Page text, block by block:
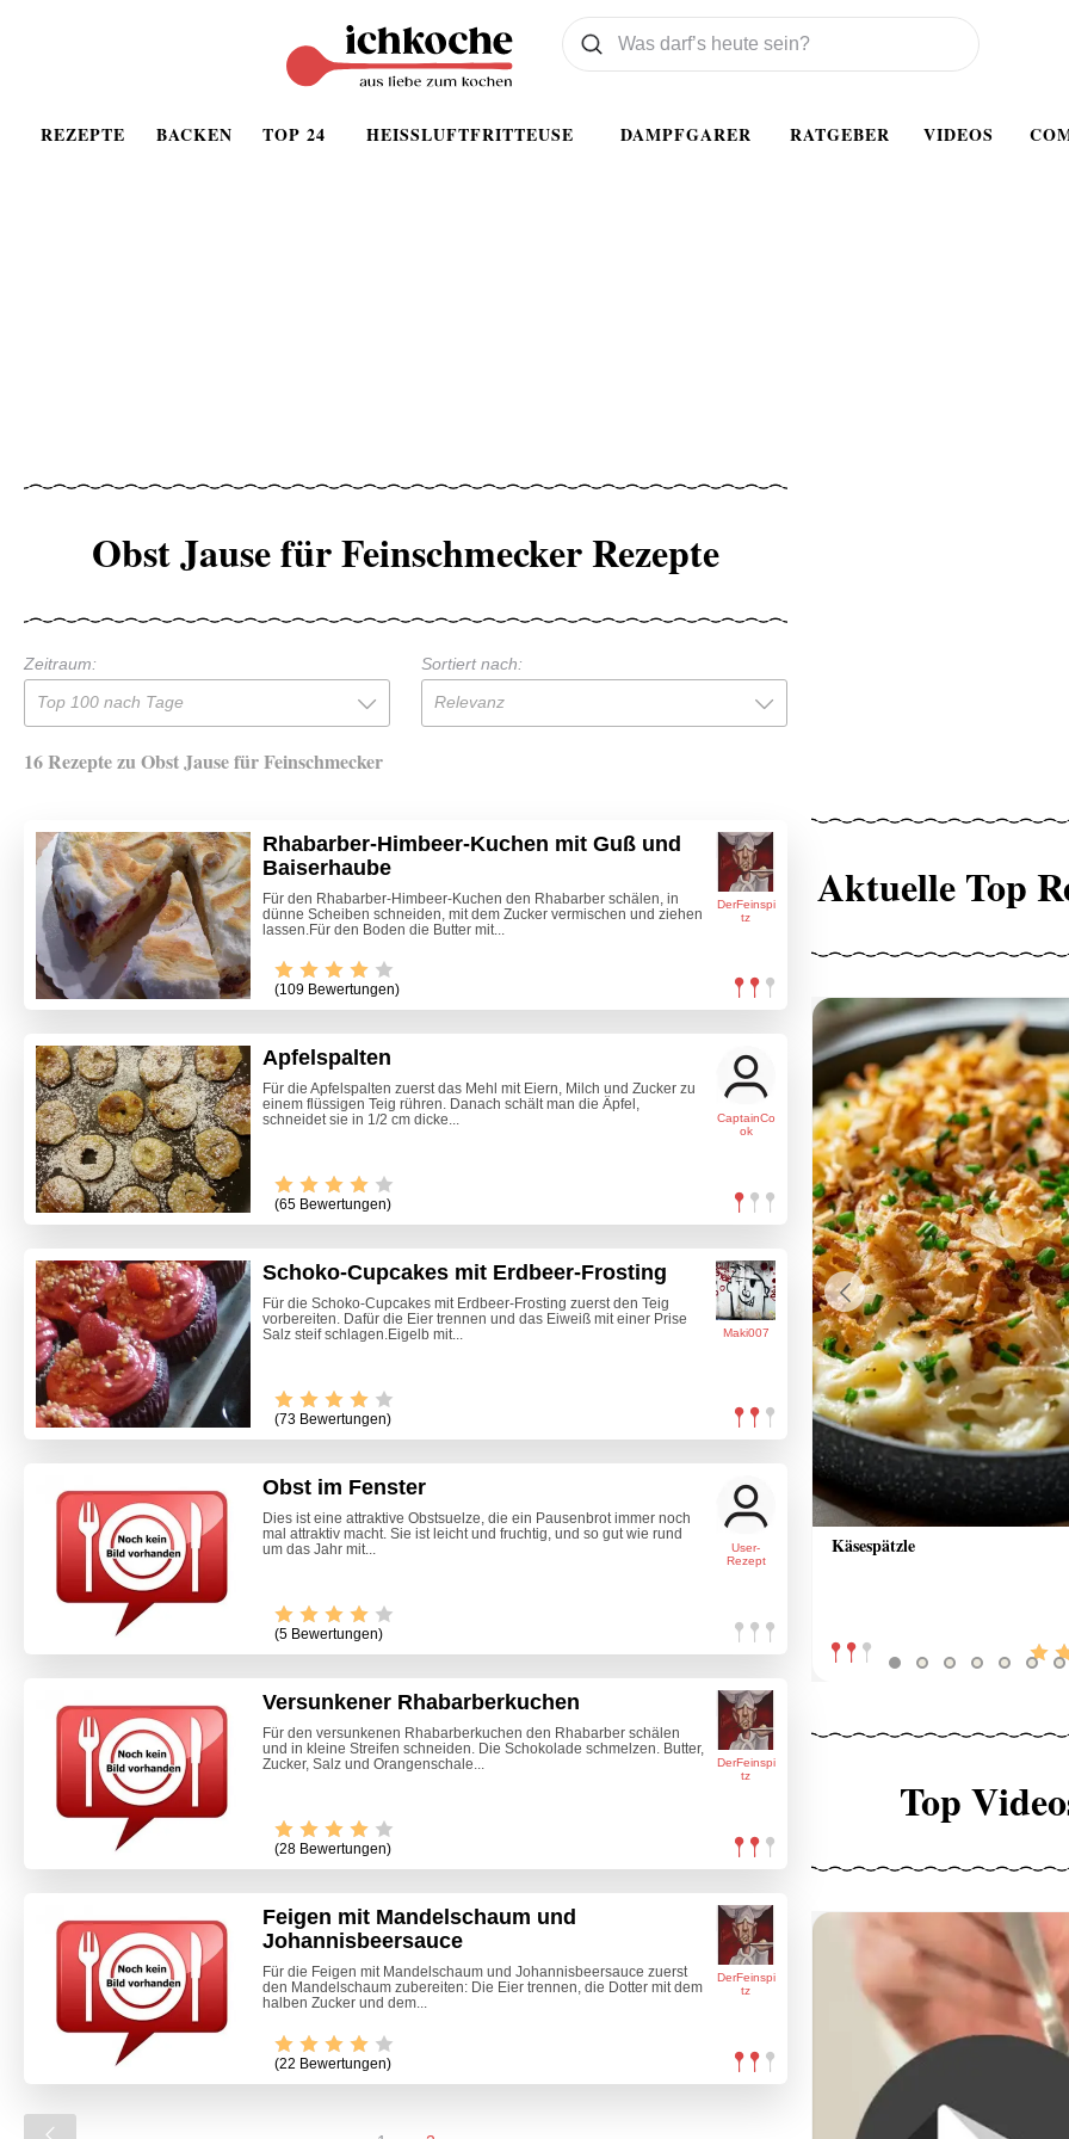
REZEPTE BACKEN TOP 24 HEISSLUFTFRITTEUSE DAMPFGARER RATGEBER VIDEOS
Was wollen Sie suchen
Suchen
Obst Jause für Feinschmecker Rezepte
Zeitraum:
Top 100 nach Tage
Sortiert nach:
Relevanz
16 Rezepte zu Obst Jause für Feinschmecker
DerFeinspi
tz
Rhabarber-Himbeer-Kuchen mit Guß und
Baiserhaube
Für den Rhabarber-Himbeer-Kuchen den Rhabarber schälen, in
dünne Scheiben schneiden, mit dem Zucker vermischen und ziehen
lassen.Für den Boden die Butter mit...
(109 Bewertungen)
CaptainCo
ok
Apfelspalten
Für die Apfelspalten zuerst das Mehl mit Eiern, Milch und Zucker zu
einem flüssigen Teig rühren. Danach schält man die Äpfel,
schneidet sie in 1/2 cm dicke...
(65 Bewertungen)
Maki007
Schoko-Cupcakes mit Erdbeer-Frosting
Für die Schoko-Cupcakes mit Erdbeer-Frosting zuerst den Teig
vorbereiten. Dafür die Eier trennen und das Eiweiß mit einer Prise
Salz steif schlagen.Eigelb mit...
(73 Bewertungen)
User-
Rezept
Obst im Fenster
Dies ist eine attraktive Obstsuelze, die ein Pausenbrot immer noch
mal attraktiv macht. Sie ist leicht und fruchtig, und so gut wie rund
um das Jahr mit...
(5 Bewertungen)
DerFeinspi
tz
Versunkener Rhabarberkuchen
Für den versunkenen Rhabarberkuchen den Rhabarber schälen
und in kleine Streifen schneiden. Die Schokolade schmelzen. Butter,
Zucker, Salz und Orangenschale...
(28 Bewertungen)
DerFeinspi
tz
Feigen mit Mandelschaum und
Johannisbeersauce
Für die Feigen mit Mandelschaum und Johannisbeersauce zuerst
den Mandelschaum zubereiten: Die Eier trennen, die Dotter mit dem
halben Zucker und dem...
(22 Bewertungen)
Aktuelle Top
Käsespätzle
Liptauer
Previous
Top